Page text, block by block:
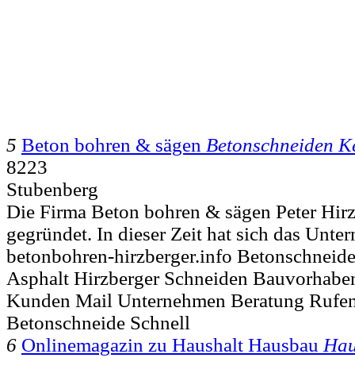
5 Beton bohren & sägen Betonschneiden
8223
Stubenberg
Die Firma Beton bohren & sägen Peter
gegründet. In dieser Zeit hat sich das
betonbohren-hirzberger.info
Asphalt Hirzberger Schneiden
Kunden Mail Unternehmen Beratung
Betonschneide Schnell
6 Onlinemagazin zu Haushalt Hausbau